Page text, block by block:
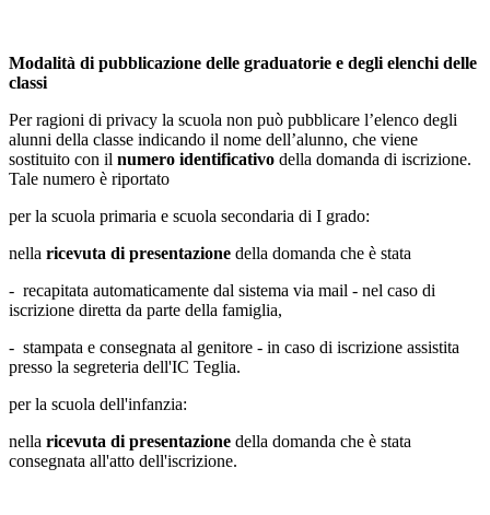
Modalità di pubblicazione delle graduatorie e degli elenchi delle
classi
Per ragioni di privacy la scuola non può pubblicare l’elenco degli
alunni della classe indicando il nome dell’alunno, che viene
sostituito con il numero identificativo della domanda di iscrizione.
Tale numero è riportato
per la scuola primaria e scuola secondaria di I grado:
nella ricevuta di presentazione della domanda che è stata
- recapitata automaticamente dal sistema via mail - nel caso di
iscrizione diretta da parte della famiglia,
- stampata e consegnata al genitore - in caso di iscrizione assistita
presso la segreteria dell'IC Teglia.
per la scuola dell'infanzia:
nella ricevuta di presentazione della domanda che è stata
consegnata all'atto dell'iscrizione.